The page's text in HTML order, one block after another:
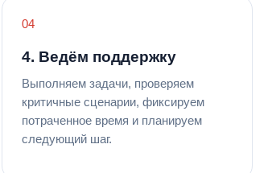
4. Ведём поддержку
Выполняем задачи, проверяем
критичные сценарии, фиксируем
потраченное время и планируем
следующий шаг.